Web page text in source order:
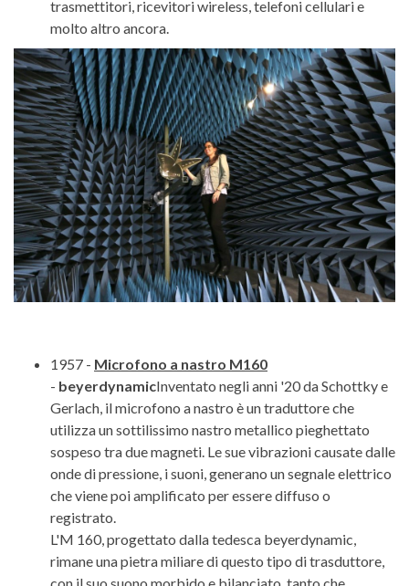
trasmettitori, ricevitori wireless, telefoni cellulari e
molto altro ancora.
1957 - Microfono a nastro M160
- beyerdynamicInventato negli anni '20 da Schottky e
Gerlach, il microfono a nastro è un traduttore che
utilizza un sottilissimo nastro metallico pieghettato
sospeso tra due magneti. Le sue vibrazioni causate dalle
onde di pressione, i suoni, generano un segnale elettrico
che viene poi amplificato per essere diffuso o
registrato.
L'M 160, progettato dalla tedesca beyerdynamic,
rimane una pietra miliare di questo tipo di trasduttore,